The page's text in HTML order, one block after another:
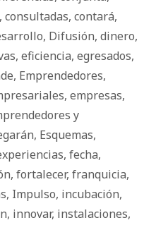
, consultadas, contará,
, Difusión, dinero,
, eficiencia, egresados,
, Emprendedores,
, empresas,
y
, Esquemas,
, fecha,
, fortalecer, franquicia,
, Impulso, incubación,
, innovar, instalaciones,